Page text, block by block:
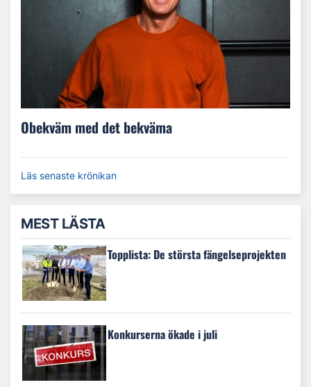
Obekväm med det bekväma
Läs senaste krönikan
MEST LÄSTA
Topplista: De största fängelseprojekten
Konkurserna ökade i juli